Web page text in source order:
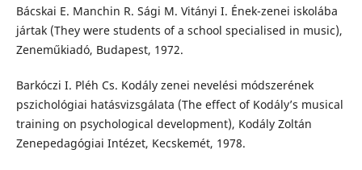
Bácskai E. Manchin R. Sági M. Vitányi I. Ének-zenei iskolába
jártak (They were students of a school specialised in music),
Zeneműkiadó, Budapest, 1972.
Barkóczi I. Pléh Cs. Kodály zenei nevelési módszerének
pszichológiai hatásvizsgálata (The effect of Kodály’s musical
training on psychological development), Kodály Zoltán
Zenepedagógiai Intézet, Kecskemét, 1978.